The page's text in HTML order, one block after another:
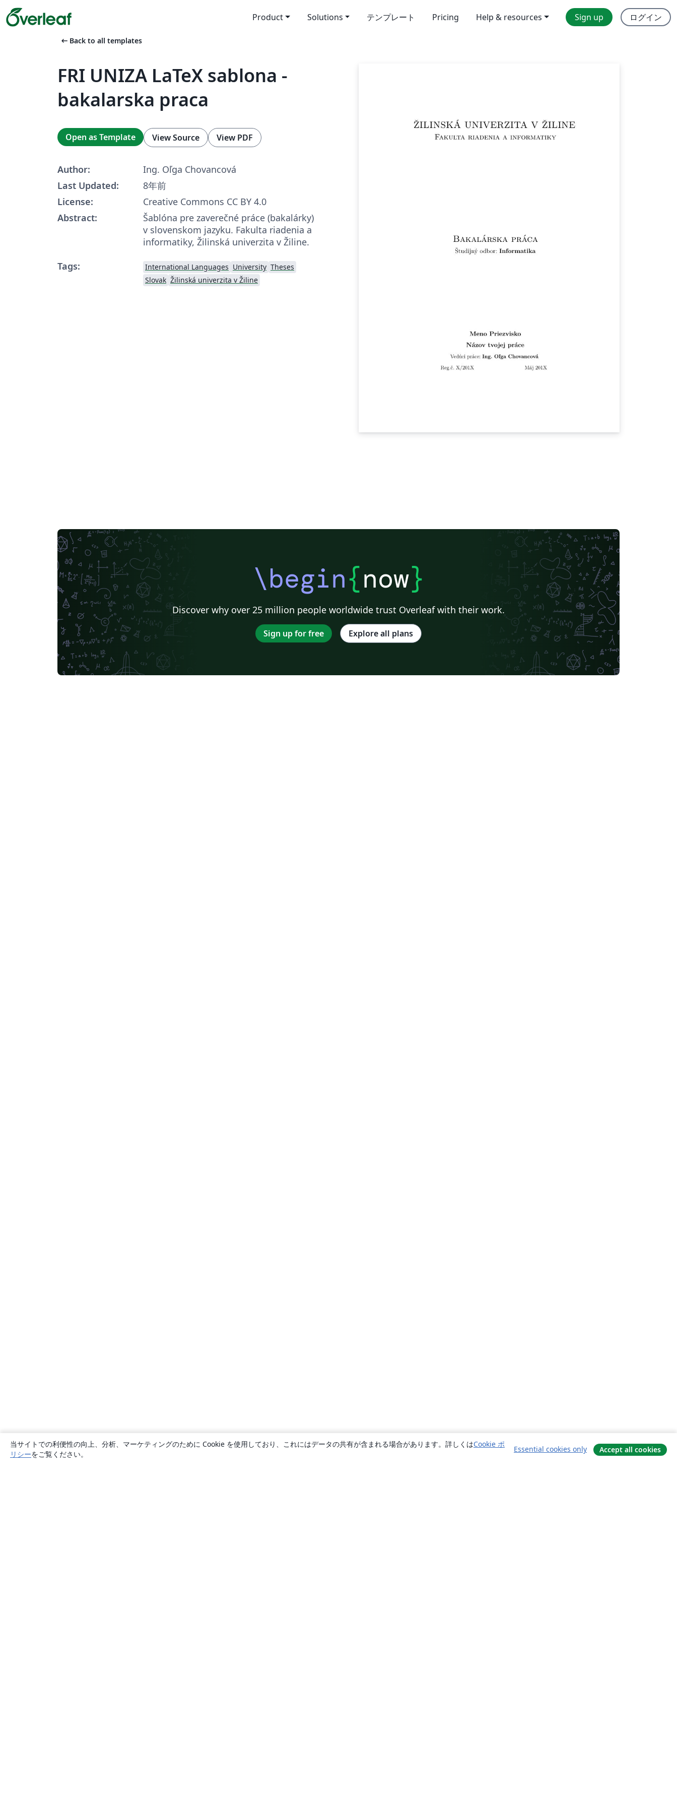
Product Solutions テンプレート Pricing Help & resources Sign up ログイン
arrow_left_alt Back to all templates
FRI UNIZA LaTeX sablona -
bakalarska praca
Open as Template View Source View PDF
Author:
Ing. Oľga Chovancová
Last Updated:
8年前
License:
Creative Commons CC BY 4.0
Abstract:
Šablóna pre zaverečné práce (bakalárky)
v slovenskom jazyku. Fakulta riadenia a
informatiky, Žilinská univerzita v Žiline.
Tags:
International Languages University Theses
Slovak Žilinská univerzita v Žiline
\begin{now}
Discover why over 25 million people worldwide trust Overleaf with their work.
Sign up for free Explore all plans
当サイトでの利便性の向上、分析、マーケティングのために Cookie を使用しており、これにはデータの共有が含まれる場合があります。詳しくはCookie ポ
リシーをご覧ください。
Essential cookies only Accept all cookies